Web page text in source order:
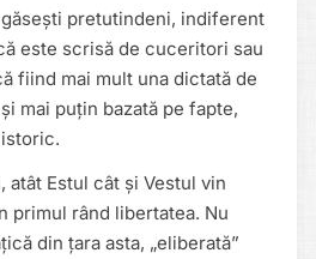
pretutindeni, indiferent
este scrisă de cuceritori sau
fiind mai mult una dictată de
mai puțin bazată pe fapte,
atât Estul cât și Vestul vin
primul rând libertatea. Nu
din țara asta, „eliberată”